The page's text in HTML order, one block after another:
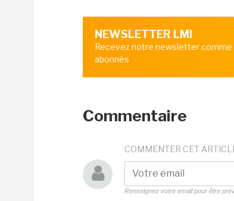
NEWSLETTER LMI
Recevez notre newsletter
abonnés
Commentaire
COMMENTER CET
Renseignez votre email pour être